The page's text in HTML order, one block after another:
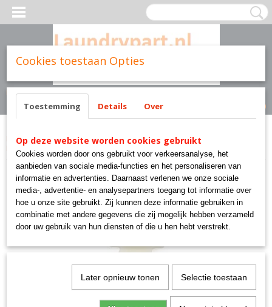
Inloggen Registreren
(0)
Home >Cissell parts>Diversen>m401366p SPROCKET 11 TEETH TW 623-3
PKG
Cookies toestaan Opties
Toestemming Details Over
Op deze website worden cookies gebruikt
Cookies worden door ons gebruikt voor verkeersanalyse, het
aanbieden van sociale media-functies en het personaliseren van
informatie en advertenties. Daarnaast verlenen we onze sociale
media-, advertentie- en analysepartners toegang tot informatie over
hoe u onze site gebruikt. Zij kunnen deze informatie gebruiken in
combinatie met andere gegevens die zij mogelijk hebben verzameld
door uw gebruik van hun diensten of die u hen hebt verstrekt.
Later opnieuw tonen Selectie toestaan